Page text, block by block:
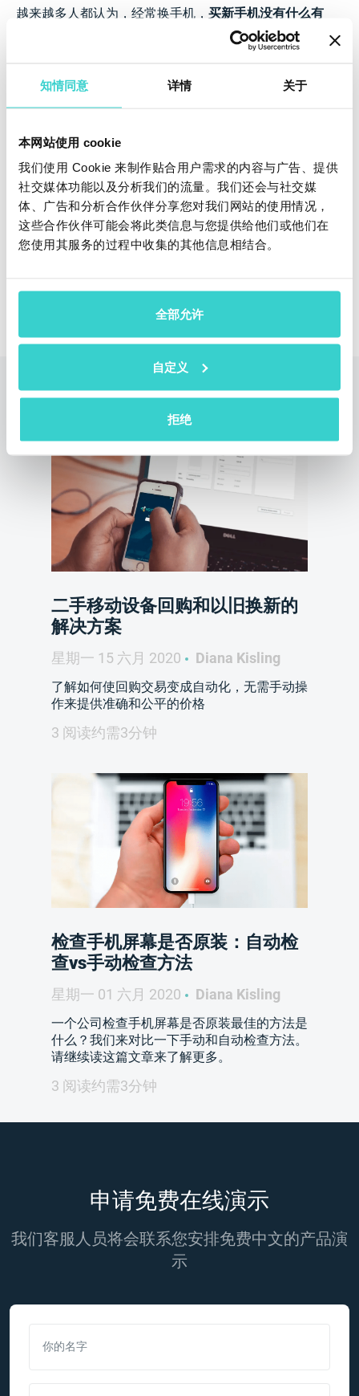
知情同意 详情 关于
本网站使用 cookie
我们使用 Cookie 来制作贴合用户需求的内容与广告、提供
社交媒体功能以及分析我们的流量。我们还会与社交媒
体、广告和分析合作伙伴分享您对我们网站的使用情况，
这些合作伙伴可能会将此类信息与您提供给他们或他们在
您使用其服务的过程中收集的其他信息相结合。
全部允许
自定义
拒绝
越来越多人都认为，经常换手机， 买新手机没有什么有
。即使新手机有新功能，每年买1000美元的新手机
手机市场显出新的趋势，即购买物美价廉的二手手机，
而同时享受高水平客户服务和更长保修期。
的检查准确性:
开始使用正确的诊断解决方案。
您也可以阅读
二手移动设备回购和以旧换新的
解决方案
星期一 15 六月 2020 Diana Kisling
了解如何使回购交易变成自动化，无需手动操
作来提供准确和公平的价格
3 阅读约需3分钟
检查手机屏幕是否原装：自动检
查vs手动检查方法
星期一 01 六月 2020 Diana Kisling
一个公司检查手机屏幕是否原装最佳的方法是
什么？我们来对比一下手动和自动检查方法。
请继续读这篇文章来了解更多。
3 阅读约需3分钟
申请免费在线演示
我们客服人员将会联系您安排免费中文的产品演
示
你的名字